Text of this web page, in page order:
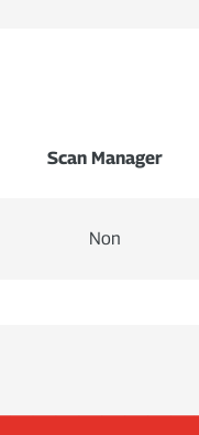
Scan Manager
Non